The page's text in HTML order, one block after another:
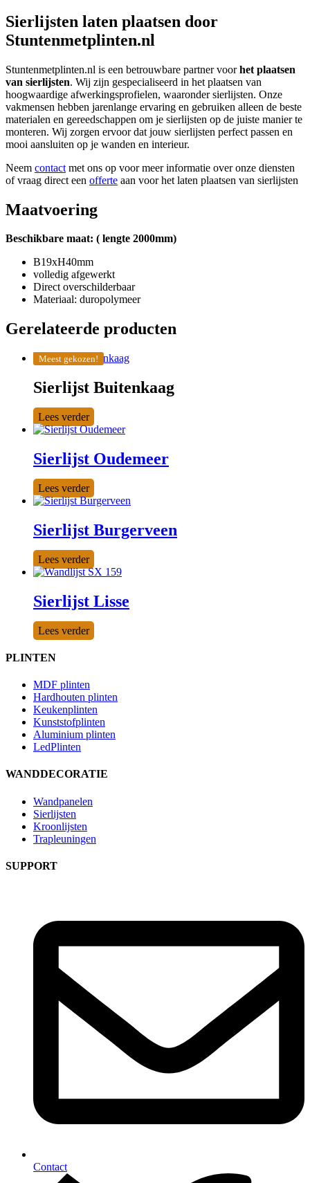
Sierlijsten laten plaatsen door
Stuntenmetplinten.nl
Stuntenmetplinten.nl is een betrouwbare partner voorhet plaatsen
van sierlijsten. Wij zijn gespecialiseerd in het plaatsen van
hoogwaardige afwerkingsprofielen, waaronder sierlijsten. Onze
vakmensen hebben jarenlange ervaring en gebruiken alleen de beste
materialen en gereedschappen om je sierlijsten op de juiste manier te
monteren. Wij zorgen ervoor dat jouw sierlijsten perfect passen en
mooi aansluiten op je wanden en interieur.
Neem contact met ons op voor meer informatie over onze diensten
of vraag direct een offerte aan voor het laten plaatsen van sierlijsten
Maatvoering
Beschikbare maat: ( lengte 2000mm)
B19xH40mm
volledig afgewerkt
Direct overschilderbaar
Materiaal: duropolymeer
Gerelateerde producten
Meest gekozen!
Sierlijst Buitenkaag
Lees verder
Sierlijst Oudemeer
Lees verder
Sierlijst Burgerveen
Lees verder
Sierlijst Lisse
Lees verder
PLINTEN
MDF plinten
Hardhouten plinten
Keukenplinten
Kunststofplinten
Aluminium plinten
LedPlinten
WANDDECORATIE
Wandpanelen
Sierlijsten
Kroonlijsten
Trapleuningen
SUPPORT
Contact